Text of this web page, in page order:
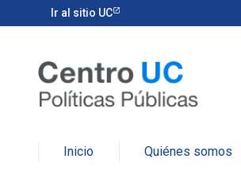
Ir al sitio UC
Inicio Quiénes somos